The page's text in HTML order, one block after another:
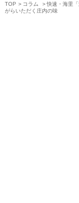
TOP コラム
快速・海里
がらいただく庄内の味